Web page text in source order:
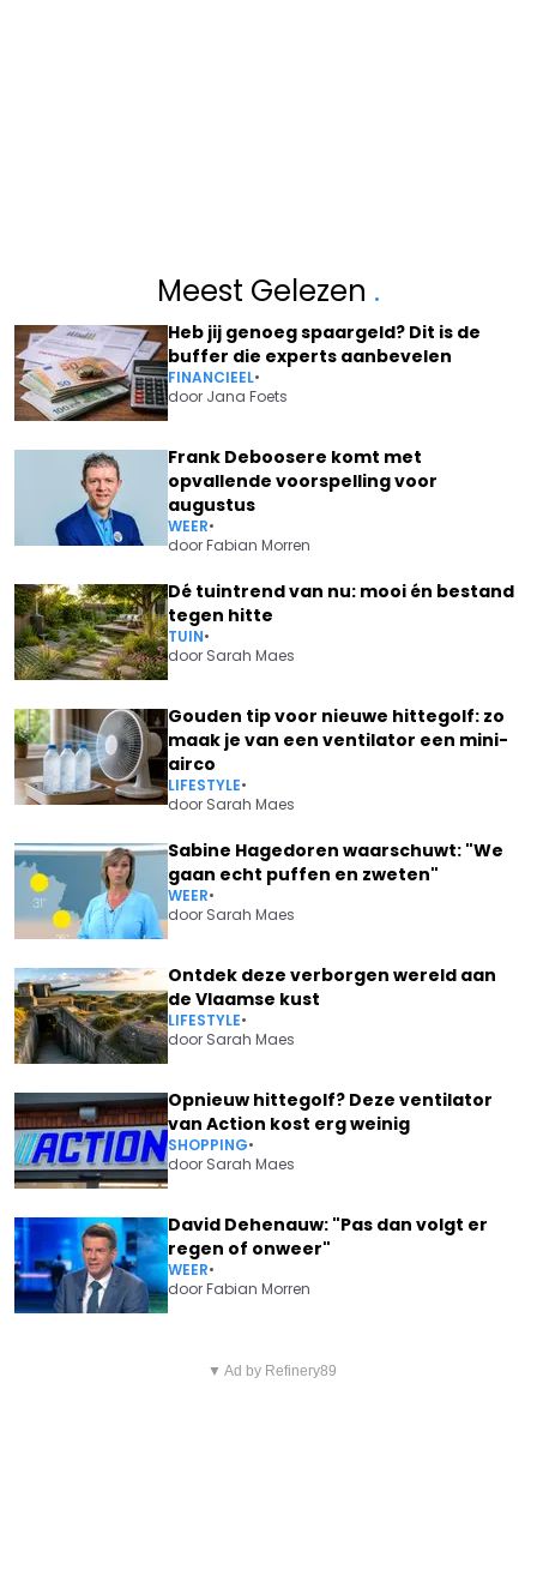
Meest Gelezen .
Heb jij genoeg spaargeld? Dit is de
buffer die experts aanbevelen
FINANCIEEL•
door Jana Foets
Frank Deboosere komt met
opvallende voorspelling voor
augustus
WEER•
doorFabian Morren
Dé tuintrend van nu: mooi én bestand
tegen hitte
TUIN•
door Sarah Maes
Gouden tip voor nieuwe hittegolf: zo
maak je van een ventilator een mini-
airco
LIFESTYLE•
door Sarah Maes
Sabine Hagedoren waarschuwt: "We
gaan echt puffen en zweten"
WEER•
door Sarah Maes
Ontdek deze verborgen wereld aan
de Vlaamse kust
LIFESTYLE•
door Sarah Maes
Opnieuw hittegolf? Deze ventilator
van Action kost erg weinig
SHOPPING•
door Sarah Maes
David Dehenauw: "Pas dan volgt er
regen of onweer"
WEER•
doorFabian Morren
ZEER SLECHT NIEUWS OVER
▼ Ad by Refinery89